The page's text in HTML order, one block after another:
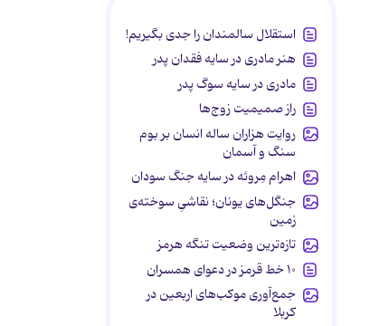
استقلال سالمندان را جدی بگیریم!
هنر مادری در سایه‌ فقدان پدر
مادری در سایه سوگ پدر
راز صمیمیت زوج‌ها
روایت هزاران ساله انسان بر بوم
سنگ و آسمان
اهرام مِروئه در سایه جنگ سودان
جنگل‌های یونان؛ نقاشیِ سوخته‌ی
زمین
تازه‌ترین وضعیت تنگه هرمز
۱۰ خط قرمز در دعوای همسران
جمع‌آوری موکب‌های اربعین در
کربلا